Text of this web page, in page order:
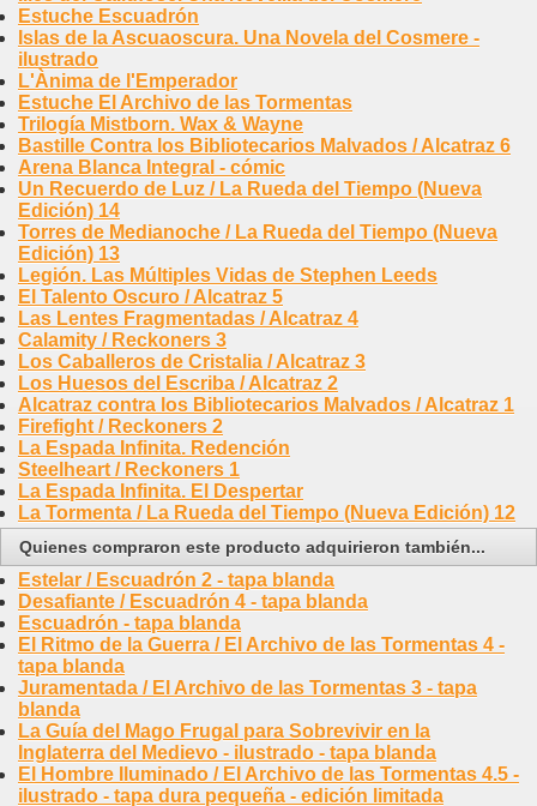
Estuche Escuadrón
Islas de la Ascuaoscura. Una Novela del Cosmere -
ilustrado
L'Ànima de l'Emperador
Estuche El Archivo de las Tormentas
Trilogía Mistborn. Wax & Wayne
Bastille Contra los Bibliotecarios Malvados / Alcatraz 6
Arena Blanca Integral - cómic
Un Recuerdo de Luz / La Rueda del Tiempo (Nueva
Edición) 14
Torres de Medianoche / La Rueda del Tiempo (Nueva
Edición) 13
Legión. Las Múltiples Vidas de Stephen Leeds
El Talento Oscuro / Alcatraz 5
Las Lentes Fragmentadas / Alcatraz 4
Calamity / Reckoners 3
Los Caballeros de Cristalia / Alcatraz 3
Los Huesos del Escriba / Alcatraz 2
Alcatraz contra los Bibliotecarios Malvados / Alcatraz 1
Firefight / Reckoners 2
La Espada Infinita. Redención
Steelheart / Reckoners 1
La Espada Infinita. El Despertar
La Tormenta / La Rueda del Tiempo (Nueva Edición) 12
Quienes compraron este producto adquirieron también...
Estelar / Escuadrón 2 - tapa blanda
Desafiante / Escuadrón 4 - tapa blanda
Escuadrón - tapa blanda
El Ritmo de la Guerra / El Archivo de las Tormentas 4 -
tapa blanda
Juramentada / El Archivo de las Tormentas 3 - tapa
blanda
La Guía del Mago Frugal para Sobrevivir en la
Inglaterra del Medievo - ilustrado - tapa blanda
El Hombre Iluminado / El Archivo de las Tormentas 4.5 -
ilustrado - tapa dura pequeña - edición limitada